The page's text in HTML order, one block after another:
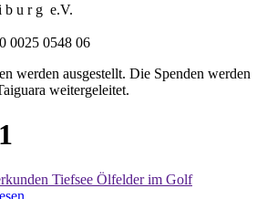
b u r g e.V.
0025 0548 06
werden ausgestellt. Die Spenden werden
weitergeleitet.
Tiefsee Ölfelder im Golf